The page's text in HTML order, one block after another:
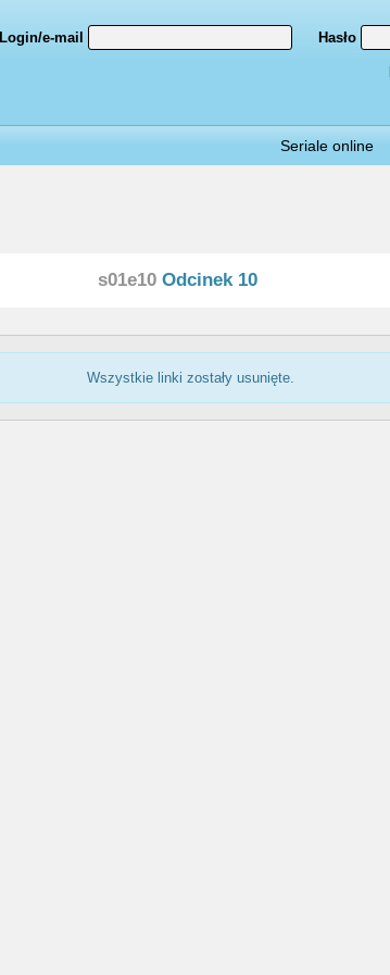
Login/e-mail Hasło
Seriale online
s01e10Odcinek 10
Wszystkie linki zostały usunięte.